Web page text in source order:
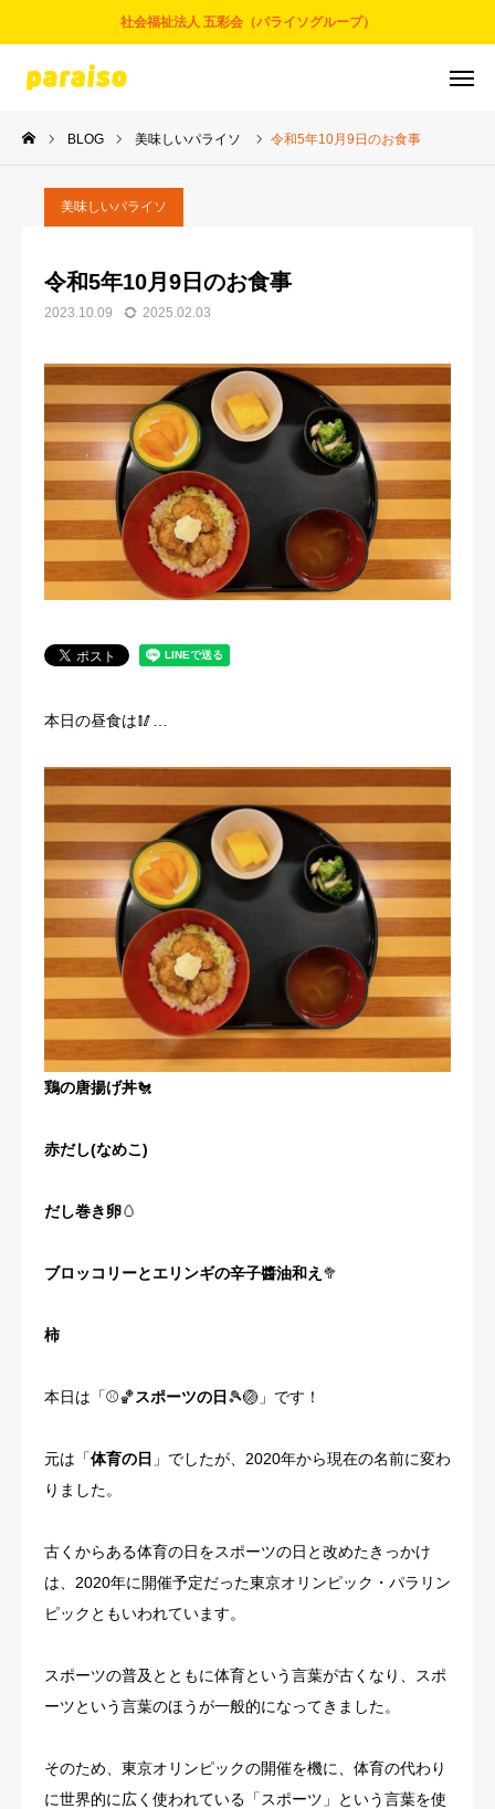
社会福祉法人 五彩会（パライソグループ）
BLOG 美味しいパライソ 令和5年10月9日のお食事
美味しいパライソ
令和5年10月9日のお食事
2023.10.09 2025.02.03
本日の昼食は🥢…
鶏の唐揚げ丼🐔
赤だし(なめこ)
だし巻き卵🥚
ブロッコリーとエリンギの辛子醬油和え 🥦
柿
本日は「⚾🏀スポーツの日 🎾🏐」です！
元は「体育の日 」でしたが、2020年から現在の名前に変わ
りました。
古くからある体育の日をスポーツの日と改めたきっかけ
は、2020年に開催予定だった東京オリンピック・パラリン
ピックともいわれています。
スポーツの普及とともに体育という言葉が古くなり、スポ
ーツという言葉のほうが一般的になってきました。
そのため、東京オリンピックの開催を機に、体育の代わり
に世界的に広く使われている「スポーツ」という言葉を使
お問合せ サービスについて
アクセス
事業とサービス
お知らせ
パライソブログ
スタッフ紹介
法人概要